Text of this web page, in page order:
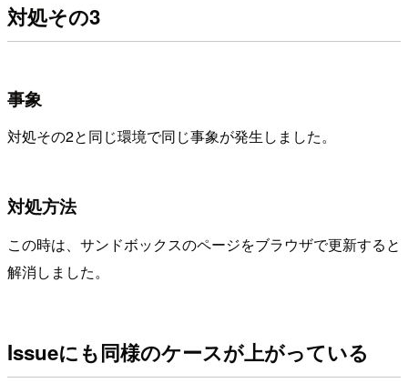
対処その3
事象
対処その2と同じ環境で同じ事象が発生しました。
対処方法
この時は、サンドボックスのページをブラウザで更新すると
解消しました。
Issueにも同様のケースが上がっている